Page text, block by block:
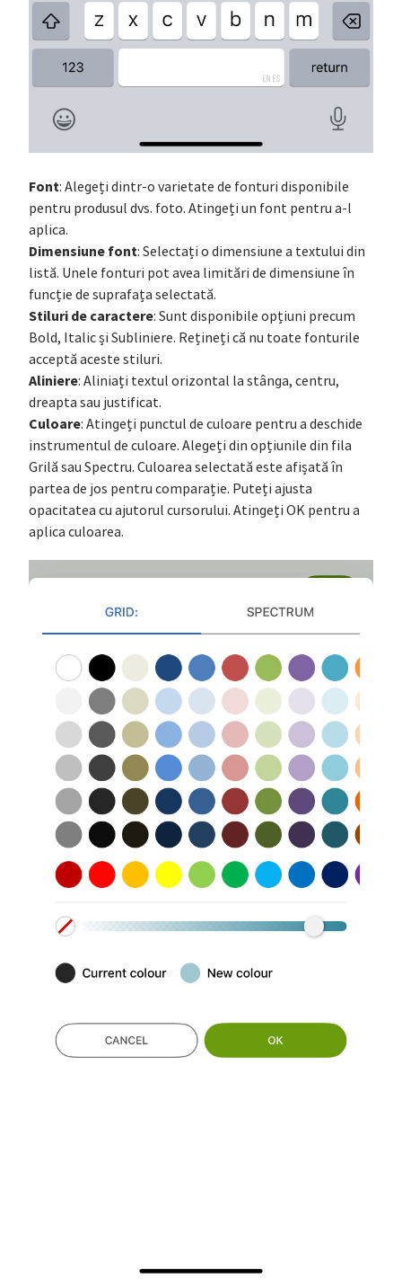
Font: Alegeți dintr-o varietate de fonturi disponibile
pentru produsul dvs. foto. Atingeți un font pentru a-l
aplica.
Dimensiune font: Selectați o dimensiune a textului din
listă. Unele fonturi pot avea limitări de dimensiune în
funcție de suprafața selectată.
Stiluri de caractere: Sunt disponibile opțiuni precum
Bold, Italic și Subliniere. Rețineți că nu toate fonturile
acceptă aceste stiluri.
Aliniere: Aliniați textul orizontal la stânga, centru,
dreapta sau justificat.
Culoare: Atingeți punctul de culoare pentru a deschide
instrumentul de culoare. Alegeți din opțiunile din fila
Grilă sau Spectru. Culoarea selectată este afișată în
partea de jos pentru comparație. Puteți ajusta
opacitatea cu ajutorul cursorului. Atingeți OK pentru a
aplica culoarea.